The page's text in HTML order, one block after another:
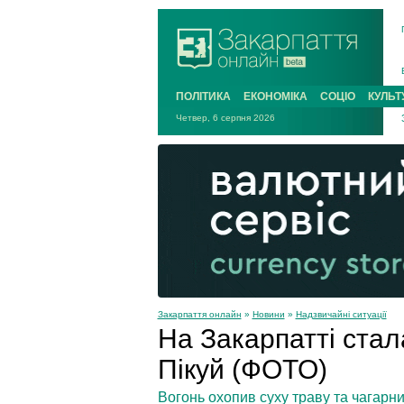
ПОЛІТИКА ЕКОНОМІКА СОЦІО
Четвер, 6 серпня 2026
Закарпаття онлайн » Новини » Надзвичайні ситуації
На Закарпатті
Пікуй (ФОТО)
Вогонь охопив суху траву та